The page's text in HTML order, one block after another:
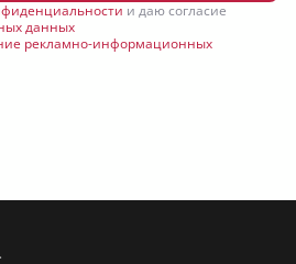
и даю согласие
данных
рекламно-информационных